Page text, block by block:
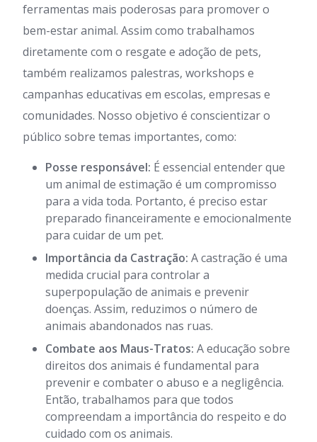
ferramentas mais poderosas para promover o
bem-estar animal. Assim como trabalhamos
diretamente com o resgate e adoção de pets,
também realizamos palestras, workshops e
campanhas educativas em escolas, empresas e
comunidades. Nosso objetivo é conscientizar o
público sobre temas importantes, como:
Posse responsável: É essencial entender que
um animal de estimação é um compromisso
para a vida toda. Portanto, é preciso estar
preparado financeiramente e emocionalmente
para cuidar de um pet.
Importância da Castração: A castração é uma
medida crucial para controlar a
superpopulação de animais e prevenir
doenças. Assim, reduzimos o número de
animais abandonados nas ruas.
Combate aos Maus-Tratos: A educação sobre
direitos dos animais é fundamental para
prevenir e combater o abuso e a negligência.
Então, trabalhamos para que todos
compreendam a importância do respeito e do
cuidado com os animais.